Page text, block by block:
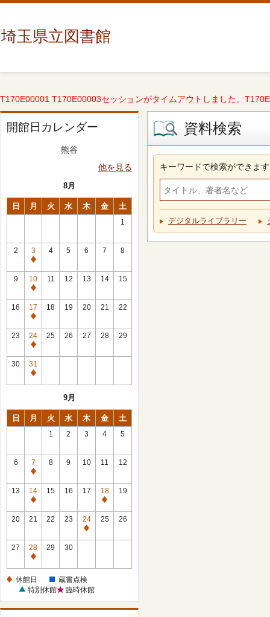
埼玉県立図書館
T170E00001 T170E00003セッションがタイムアウトしました。
開館日カレンダー
熊谷
他を見る
8月
日 月 火 水 木 金 土
1
2
3
休
館
日
4 5 6 7 8
9
10
休
館
日
11 12 13 14 15
16
17
休
館
日
18 19 20 21 22
23
24
休
館
日
25 26 27 28 29
30
31
休
9月
日 月 火 水 木 金 土
1 2 3 4 5
6
7
休
館
日
8 9 10 11 12
13
14
休
館
15 16 17
18
休
館
19
20 21 22 23
24
休
25 26
27
28
休
日
29 30
休館日
蔵書点検
特別休館
臨時休館
資料検索
キーワードで検索ができます
デジタルライブラリー